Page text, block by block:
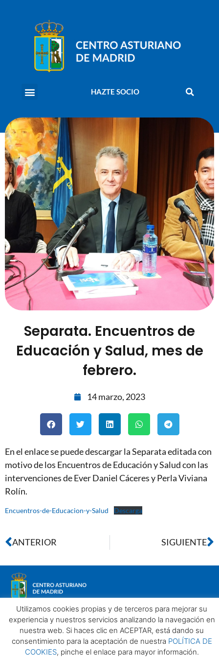
HAZTE SOCIO
Separata. Encuentros de
Educación y Salud, mes de
febrero.
14 marzo, 2023
En el enlace se puede descargar la Separata editada con
motivo de los Encuentros de Educación y Salud con las
intervenciones de Ever Daniel Cáceres y Perla Viviana
Rolín.
Encuentros-de-Educacion-y-Salud Descarga
ANTERIOR SIGUIENTE
Aviso legalPolítica de privacidadPolítica de Cookies
Centro Asturiano de Madrid. Todos los derechos reservados
Utilizamos cookies propias y de terceros para mejorar su
experiencia y nuestros servicios analizando la navegación en
nuestra web. Si haces clic en ACEPTAR, está dando su
consentimiento para la aceptación de nuestra POLÍTICA DE
COOKIES, pinche el enlace para mayor información.